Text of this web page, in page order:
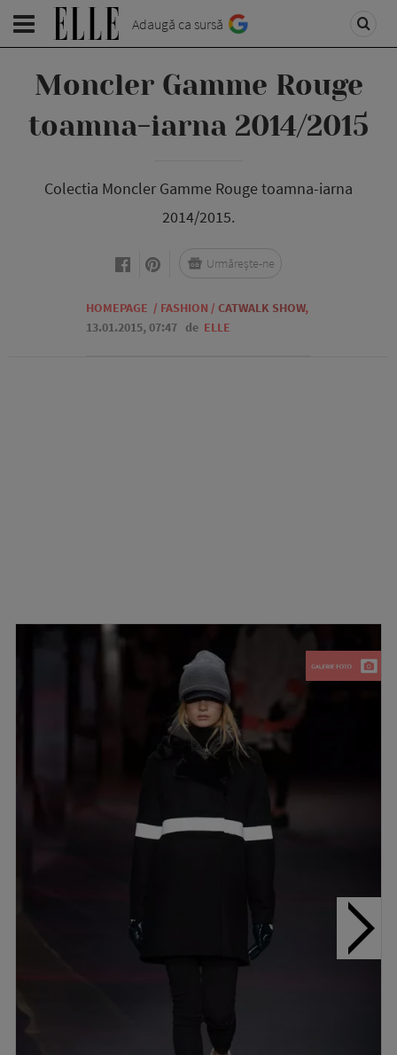
Adaugă ca sursă
Moncler Gamme Rouge
toamna-iarna 2014/2015
Colectia Moncler Gamme Rouge toamna-iarna
2014/2015.
HOMEPAGE / FASHION / CATWALK SHOW,
13.01.2015, 07:47 de ELLE
Urmărește-ne